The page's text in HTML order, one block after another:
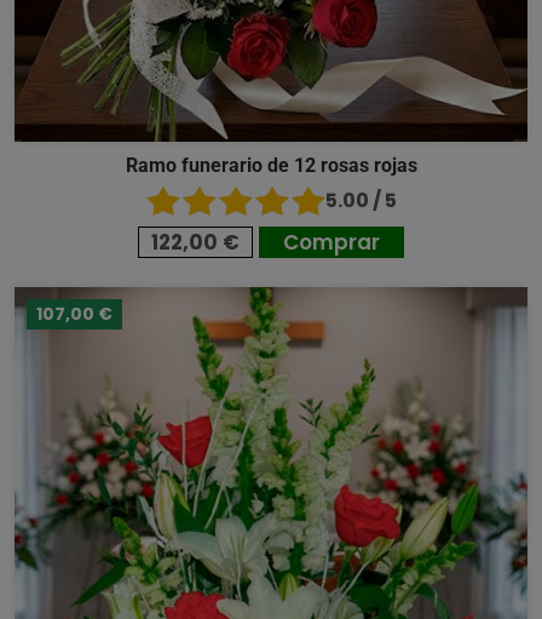
Ramo funerario de 12 rosas rojas
5.00 / 5
122,00 € Comprar
107,00 €